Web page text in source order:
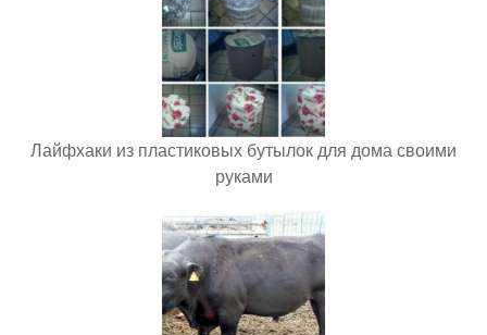
Лайфхаки из пластиковых бутылок для дома своими
руками